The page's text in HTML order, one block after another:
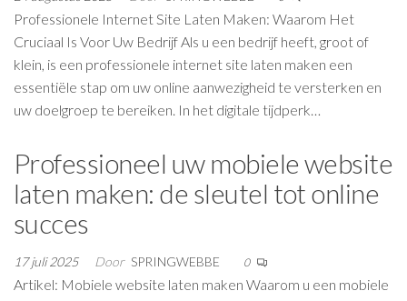
Professionele Internet Site Laten Maken: Waarom Het
Cruciaal Is Voor Uw Bedrijf Als u een bedrijf heeft, groot of
klein, is een professionele internet site laten maken een
essentiële stap om uw online aanwezigheid te versterken en
uw doelgroep te bereiken. In het digitale tijdperk…
Professioneel uw mobiele website
laten maken: de sleutel tot online
succes
17 juli 2025 Door SPRINGWEBBE 0
Artikel: Mobiele website laten maken Waarom u een mobiele